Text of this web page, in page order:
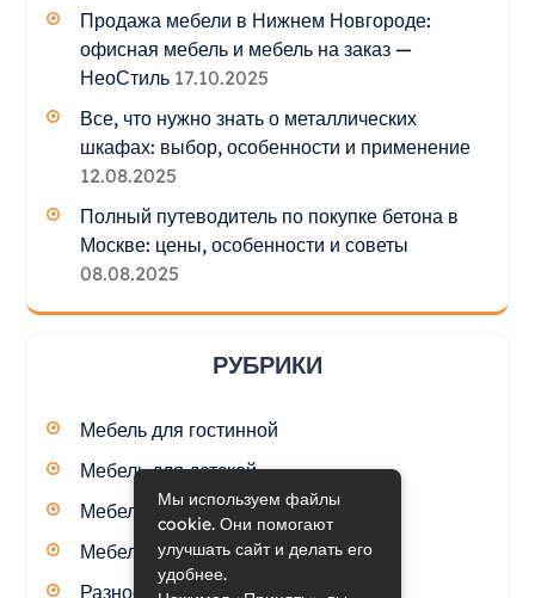
Продажа мебели в Нижнем Новгороде:
офисная мебель и мебель на заказ —
НеоСтиль 17.10.2025
Все, что нужно знать о металлических
шкафах: выбор, особенности и применение
12.08.2025
Полный путеводитель по покупке бетона в
Москве: цены, особенности и советы
08.08.2025
РУБРИКИ
Мебель для гостинной
Мебель для детской
Мебель для кухни
Мебель для спальни
Разное
Мы используем файлы
cookie. Они помогают
улучшать сайт и делать его
удобнее.